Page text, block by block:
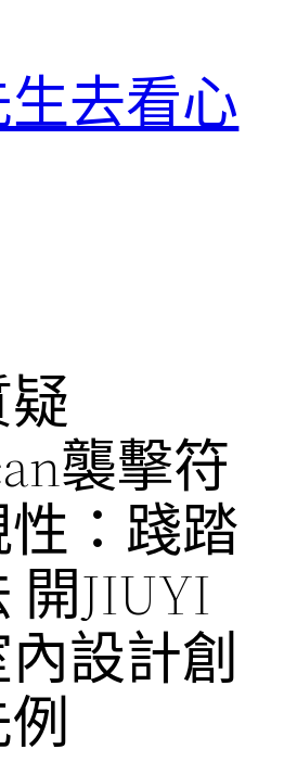
去看心
襲擊符
：踐踏
開JIUYI
設計創